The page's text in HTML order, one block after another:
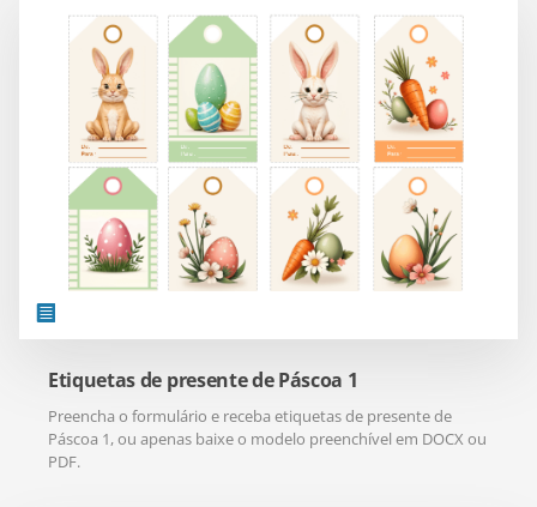
Etiquetas de presente de Páscoa 1
Preencha o formulário e receba etiquetas de presente de
Páscoa 1, ou apenas baixe o modelo preenchível em DOCX ou
PDF.